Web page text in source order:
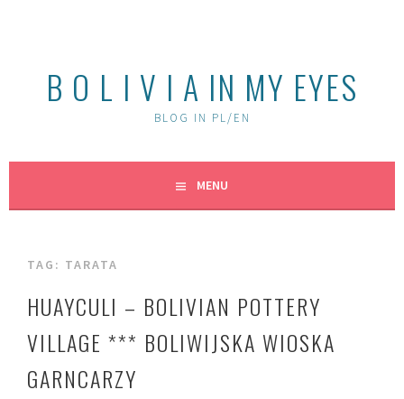
B O L I V I A IN MY EYES
BLOG IN PL/EN
MENU
TAG: TARATA
HUAYCULI – BOLIVIAN POTTERY
VILLAGE *** BOLIWIJSKA WIOSKA
GARNCARZY